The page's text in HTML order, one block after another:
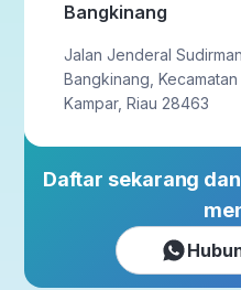
Bangkinang
Jalan Jenderal
Bangkinang,
Kampar, Riau 28463
Daftar sekarang